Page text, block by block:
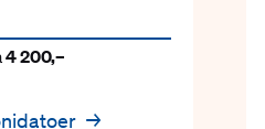
4 200,–
→